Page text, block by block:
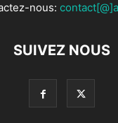
nous:
SUIVEZ NOUS